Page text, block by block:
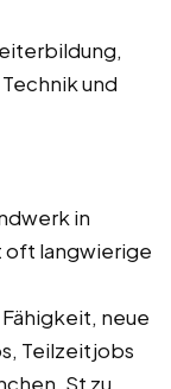
und
in
oft langwierige
Fähigkeit, neue
Teilzeitjobs
St zu